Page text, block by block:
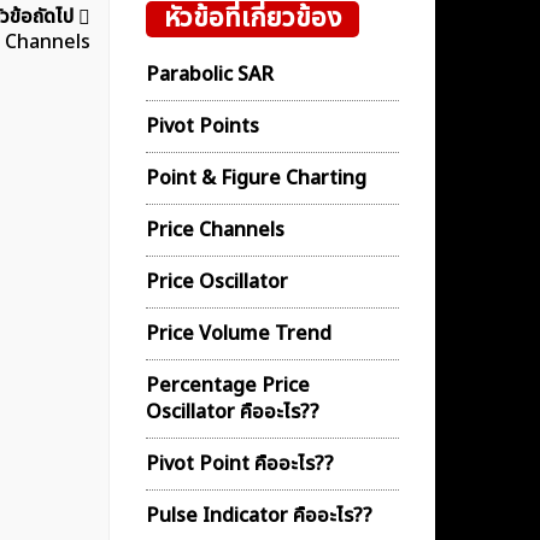
ข้อถัดไป
หัวข้อที่เกี่ยวข้อง
Parabolic SAR
Pivot Points
Point & Figure Charting
Price Channels
Price Oscillator
Price Volume Trend
Percentage Price
Oscillator คืออะไร??
Pivot Point คืออะไร??
Pulse Indicator คืออะไร??